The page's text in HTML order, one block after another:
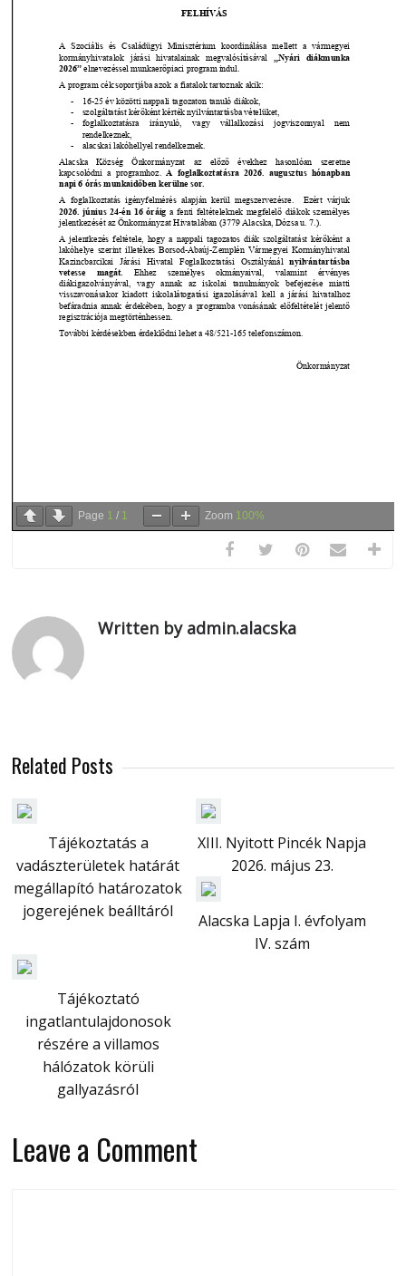
Page 1 / 1 Zoom 100%
Written by admin.alacska
Related Posts
Tájékoztatás a
vadászterületek határát
megállapító határozatok
jogerejének beálltáról
XIII. Nyitott Pincék Napja
2026. május 23.
Alacska Lapja I. évfolyam
IV. szám
Tájékoztató
ingatlantulajdonosok
részére a villamos
hálózatok körüli
gallyazásról
Leave a Comment